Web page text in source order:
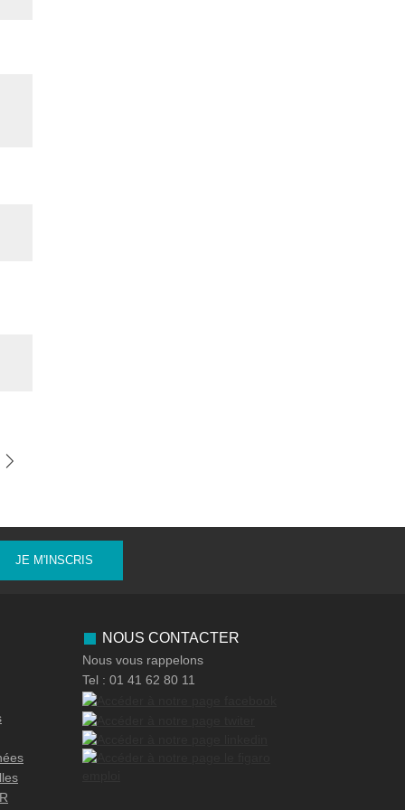
JE M'INSCRIS
NOUS CONTACTER
Nous vous rappelons
Tel : 01 41 62 80 11